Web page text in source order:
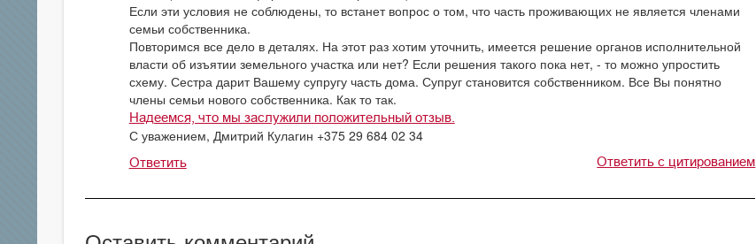
Если эти условия не соблюдены, то встанет вопрос о том, что часть проживающих не является членами
семьи собственника.
Повторимся все дело в деталях. На этот раз хотим уточнить, имеется решение органов исполнительной
власти об изъятии земельного участка или нет? Если решения такого пока нет, - то можно упростить
схему. Сестра дарит Вашему супругу часть дома. Супруг становится собственником. Все Вы понятно
члены семьи нового собственника. Как то так.
Надеемся, что мы заслужили положительный отзыв.
С уважением, Дмитрий Кулагин +375 29 684 02 34
Ответить Ответить с цитированием